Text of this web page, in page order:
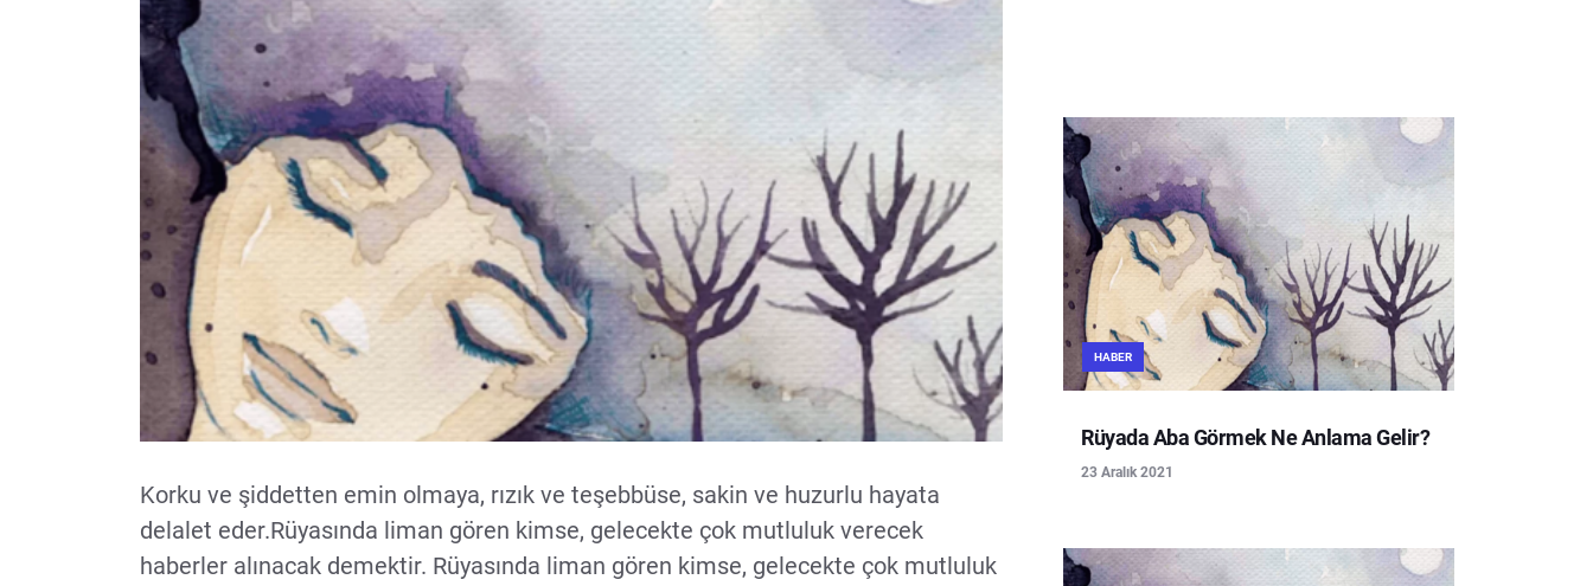
Korku ve şiddetten emin olmaya, rızık ve teşebbüse, sakin ve huzurlu hayata
delalet eder.Rüyasında liman gören kimse, gelecekte çok mutluluk verecek
haberler alınacak demektir. Rüyasında liman gören kimse, gelecekte çok mutluluk
HABER
Rüyada Aba Görmek Ne Anlama Gelir?
23 Aralık 2021